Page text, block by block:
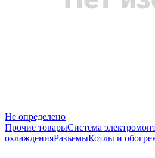
Не определено
Прочие товарыСистема
охлажденияРазъемыКотлы и